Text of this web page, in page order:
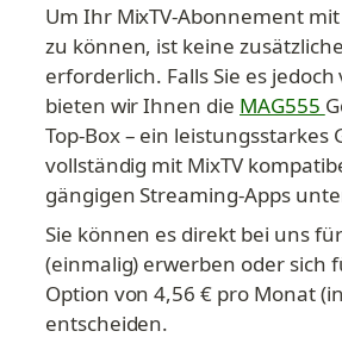
Um Ihr MixTV-Abonnement
zu können, ist keine
erforderlich. Falls Sie es
bieten wir Ihnen die MAG555
Top-Box – ein leistungsstarkes
vollständig mit MixTV
gängigen Streaming-Apps
Sie können es direkt bei uns
(einmalig) erwerben oder sich
Option von 4,56 € pro Monat
entscheiden.